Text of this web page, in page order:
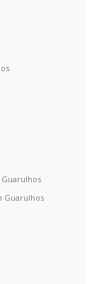
Guarulhos